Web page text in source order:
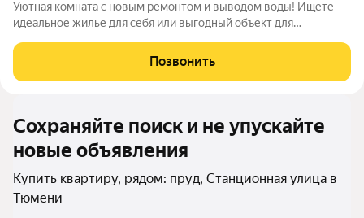
Уютная комната с новым ремонтом и выводом воды! Ищете
идеальное жилье для себя или выгодный объект для
свежий современный ремонт. В комнате еще никто
Позвонить
Сохраняйте поиск и не упускайте
новые объявления
Купить квартиру, рядом: пруд, Станционная улица в
Тюмени